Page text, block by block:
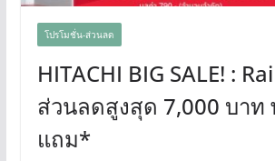
โปรโมชั่น-ส่วนลด
HITACHI BIG SALE! :
ส่วนลดสูงสุด 7,000 บาท
แถม*